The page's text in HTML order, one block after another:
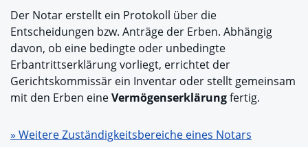
Der Notar erstellt ein Protokoll über die
Entscheidungen bzw. Anträge der Erben. Abhängig
davon, ob eine bedingte oder unbedingte
Erbantrittserklärung vorliegt, errichtet der
Gerichtskommissär ein Inventar oder stellt gemeinsam
mit den Erben eineVermögenserklärungfertig.
» Weitere Zuständigkeitsbereiche eines Notars